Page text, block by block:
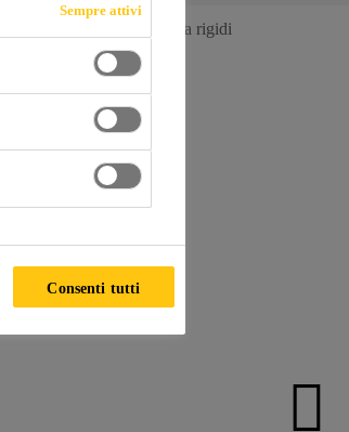
Sistemi da duri a rigidi
Sempre attivi
Consenti tutti